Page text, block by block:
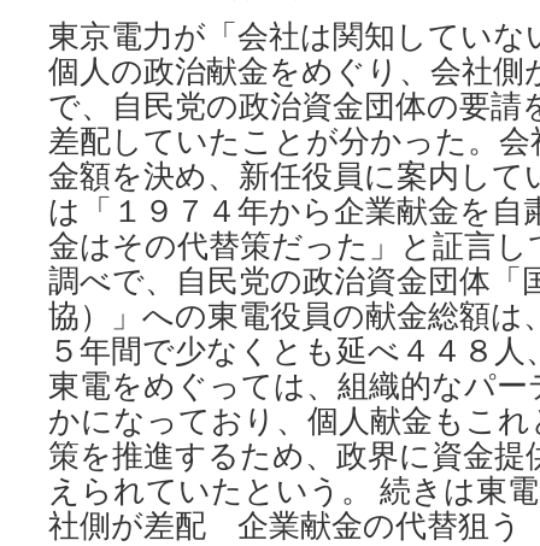
東京電力が「会社は関知してい
個人の政治献金をめぐり、会社側
で、自民党の政治資金団体の要請
差配していたことが分かった。
金額を決め、新任役員に案内して
は「１９７４年から企業献金を自
金はその代替策だった」と証言
調べで、自民党の政治資金団体「
協）」への東電役員の献金総額は
５年間で少なくとも延べ４４８人
東電をめぐっては、組織的なパ
かになっており、個人献金もこ
策を推進するため、政界に資金提
えられていたという。 続きは東
社側が差配 企業献金の代替狙う